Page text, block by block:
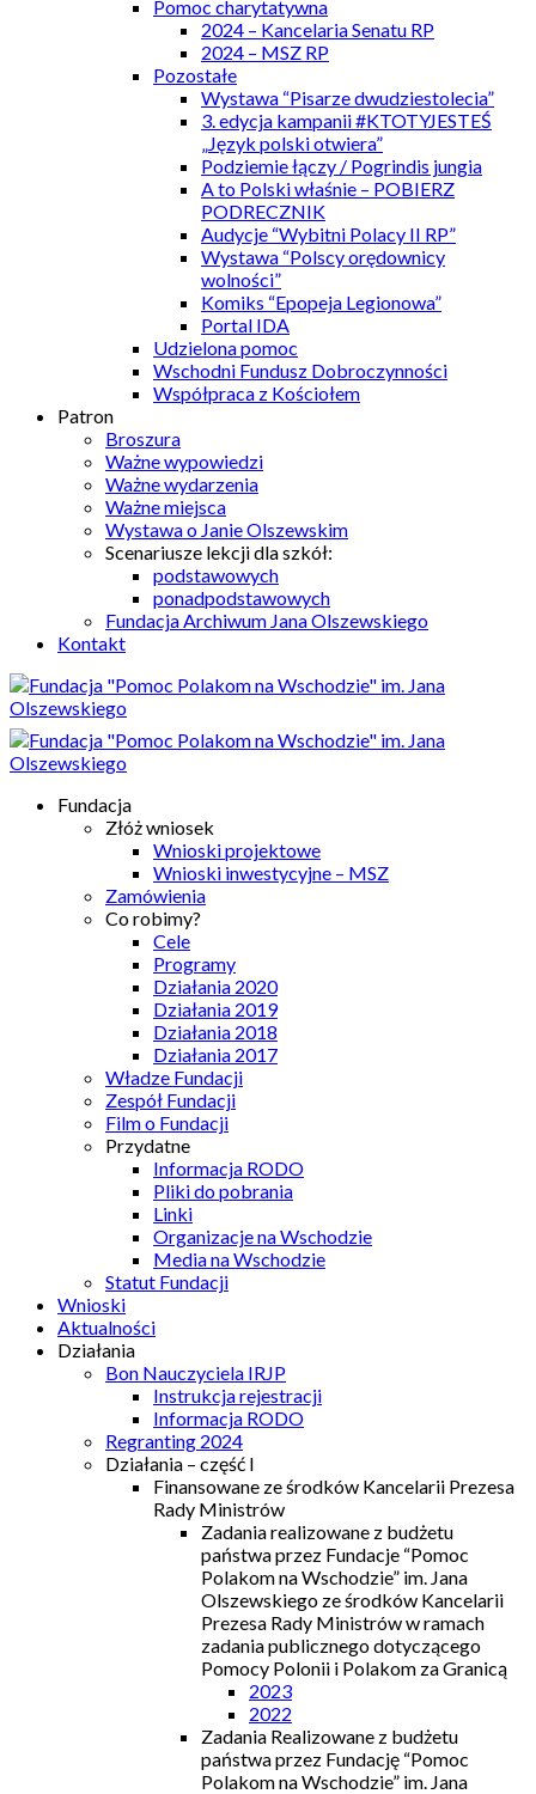
Pomoc charytatywna
2024 – Kancelaria Senatu RP
2024 – MSZ RP
Pozostałe
Wystawa “Pisarze dwudziestolecia”
3. edycja kampanii #KTOTYJESTEŚ
„Język polski otwiera”
Podziemie łączy / Pogrindis jungia
A to Polski właśnie – POBIERZ
PODRECZNIK
Audycje “Wybitni Polacy II RP”
Wystawa “Polscy orędownicy
wolności”
Komiks “Epopeja Legionowa”
Portal IDA
Udzielona pomoc
Wschodni Fundusz Dobroczynności
Współpraca z Kościołem
Patron
Broszura
Ważne wypowiedzi
Ważne wydarzenia
Ważne miejsca
Wystawa o Janie Olszewskim
Scenariusze lekcji dla szkół:
podstawowych
ponadpodstawowych
Fundacja Archiwum Jana Olszewskiego
Kontakt
Fundacja
Złóż wniosek
Wnioski projektowe
Wnioski inwestycyjne – MSZ
Zamówienia
Co robimy?
Cele
Programy
Działania 2020
Działania 2019
Działania 2018
Działania 2017
Władze Fundacji
Zespół Fundacji
Film o Fundacji
Przydatne
Informacja RODO
Pliki do pobrania
Linki
Organizacje na Wschodzie
Media na Wschodzie
Statut Fundacji
Wnioski
Aktualności
Działania
Bon Nauczyciela IRJP
Instrukcja rejestracji
Informacja RODO
Regranting 2024
Działania – część I
Finansowane ze środków Kancelarii Prezesa
Rady Ministrów
Zadania realizowane z budżetu
państwa przez Fundacje “Pomoc
Polakom na Wschodzie” im. Jana
Olszewskiego ze środków Kancelarii
Prezesa Rady Ministrów w ramach
zadania publicznego dotyczącego
Pomocy Polonii i Polakom za Granicą
2023
2022
Zadania Realizowane z budżetu
państwa przez Fundację “Pomoc
Polakom na Wschodzie” im. Jana